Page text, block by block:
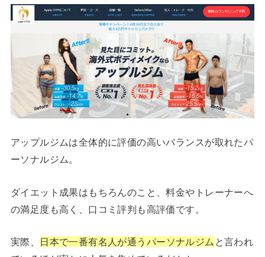
アップルジムは全体的に評価の高いバランスが取れたパ
ーソナルジム。
ダイエット成果はもちろんのこと、料金やトレーナーへ
の満足度も高く、口コミ評判も高評価です。
実際、 日本で一番有名人が通うパーソナルジム と言われ